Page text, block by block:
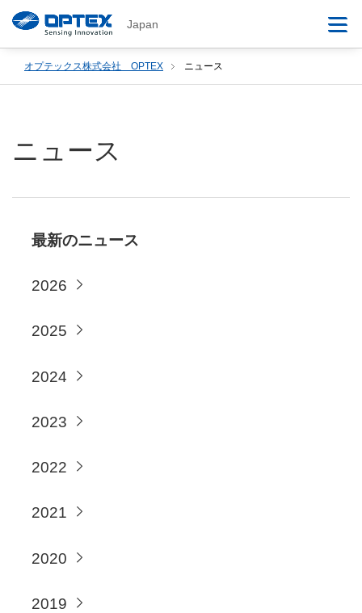
Japan
オプテックス株式会社 OPTEX ニュース
ニュース
最新のニュース
2026
2025
2024
2023
2022
2021
2020
2019